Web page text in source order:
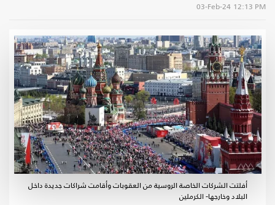
03-Feb-24 12:13 PM
أفلتت الشركات الخاصة الروسية من العقوبات وأقامت شراكات جديدة داخل
البلاد وخارجها- الكرملين